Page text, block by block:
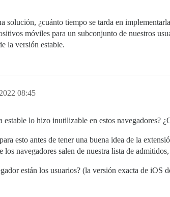
solución, ¿cuánto tiempo se tarda en
móviles para un subconjunto de nuestros
la versión estable.
08:45
estable lo hizo inutilizable en estos navegadores?
esto antes de tener una buena idea de la
los navegadores salen de nuestra lista de
están los usuarios? (la versión exacta de iOS